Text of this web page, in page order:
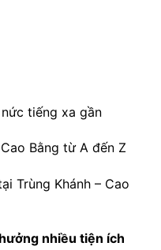
tiếng xa gần
Bằng từ A đến Z
Trùng Khánh – Cao
nhiều tiện ích